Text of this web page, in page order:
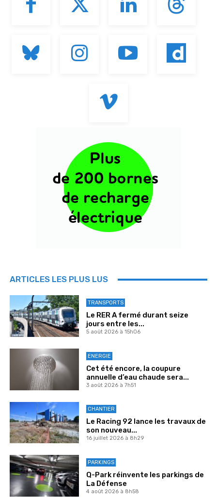
ARTICLES LES PLUS LUS
TRANSPORTS
Le RER A fermé durant seize
jours entre les...
5 août 2026 à 15h06
ENERGIE
Cet été encore, la coupure
annuelle d’eau chaude sera...
3 août 2026 à 7h51
CHANTIER
Le Racing 92 lance les travaux de
son nouveau...
16 juillet 2026 à 8h29
PARKINGS
Q-Park réinvente les parkings de
La Défense
4 août 2026 à 8h58